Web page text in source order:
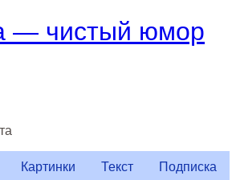
Картинки Текст Подписка